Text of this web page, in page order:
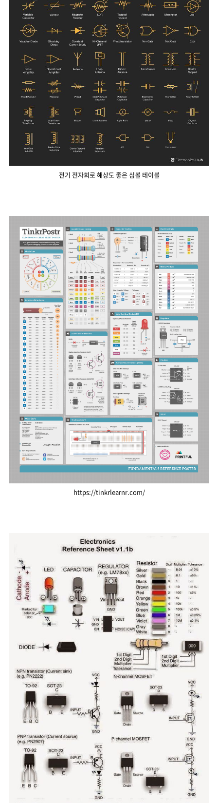
전기 전자회로 해상도 좋은 심볼 테이블
https://tinkrlearnr.com/